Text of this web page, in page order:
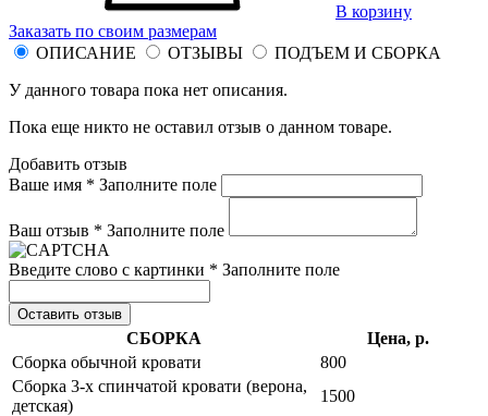
В корзину
Заказать по своим размерам
ОПИСАНИЕ
ОТЗЫВЫ
ПОДЪЕМ И СБОРКА
У данного товара пока нет описания.
Пока еще никто не оставил отзыв о данном товаре.
Добавить отзыв
Ваше имя * Заполните поле
Ваш отзыв * Заполните поле
Введите слово с картинки * Заполните поле
Оставить отзыв
СБОРКА
Цена, р.
Сборка обычной кровати
800
Сборка 3-х спинчатой кровати (верона,
детская)
1500